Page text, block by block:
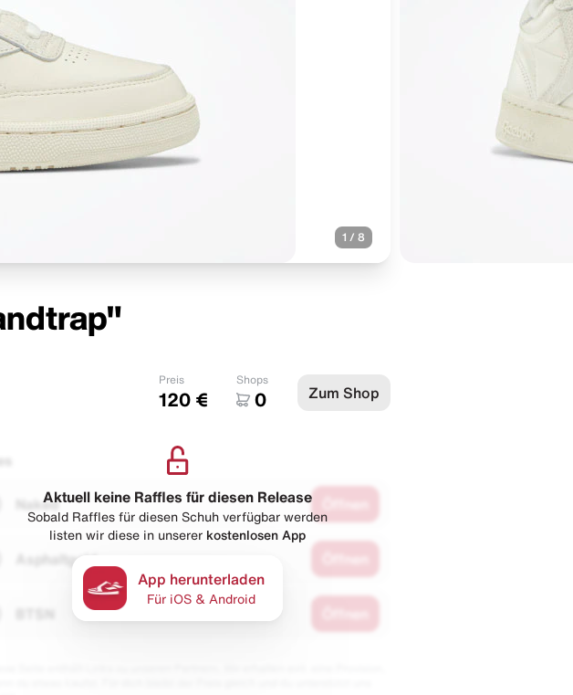
1 / 8
Preis
120 €
Shops
0 Zum Shop
Naked
Asphaltgold
Aktuell keine Raffles für diesen Release
Sobald Raffles für diesen Schuh verfügbar werden
listen wir diese in unserer kostenlosen App
App herunterladen
Für iOS & Android